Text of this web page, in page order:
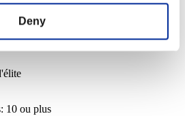
Deny
5 ou plus
10 ou plus